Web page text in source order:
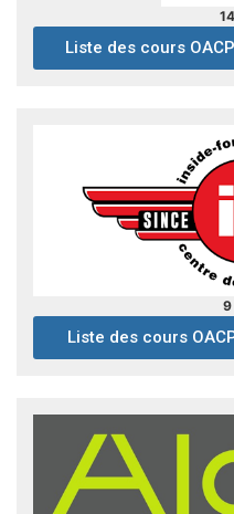
Liste des cours
9
Liste des cours